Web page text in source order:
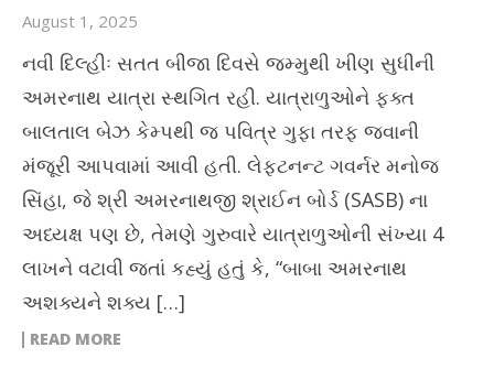
August 1, 2025
નવી દિલ્હીઃ સતત બીજા દિવસે જમ્મુથી ખીણ સુધીની
અમરનાથ યાત્રા સ્થગિત રહી. યાત્રાળુઓને ફક્ત
બાલતાલ બેઝ કેમ્પથી જ પવિત્ર ગુફા તરફ જવાની
મંજૂરી આપવામાં આવી હતી. લેફ્ટનન્ટ ગવર્નર મનોજ
સિંહા, જે શ્રી અમરનાથજી શ્રાઈન બોર્ડ (SASB) ના
અધ્યક્ષ પણ છે, તેમણે ગુરુવારે યાત્રાળુઓની સંખ્યા 4
લાખને વટાવી જતાં કહ્યું હતું કે, “બાબા અમરનાથ
અશક્યને શક્ય […]
READ MORE